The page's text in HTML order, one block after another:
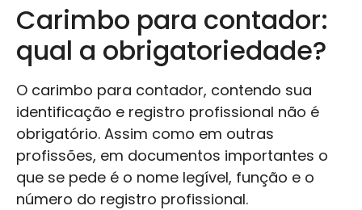
Carimbo para contador:
qual a obrigatoriedade?
O carimbo para contador, contendo sua
identificação e registro profissional não é
obrigatório. Assim como em outras
profissões, em documentos importantes o
que se pede é o nome legível, função e o
número do registro profissional.